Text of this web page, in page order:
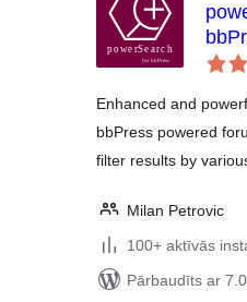
Enhanced and
bbPress powered
filter results by
Milan Petrovic
100+ aktīvās
Pārbaudīts ar